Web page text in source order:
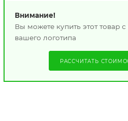
Внимание!
Вы можете купить этот товар
вашего логотипа
РАССЧИТАТЬ